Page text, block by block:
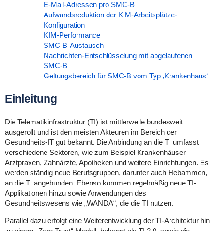
E-Mail-Adressen pro SMC-B
Aufwandsreduktion der KIM-Arbeitsplätze-
Konfiguration
KIM-Performance
SMC-B-Austausch
Nachrichten-Entschlüsselung mit abgelaufenen
SMC-B
Geltungsbereich für SMC-B vom Typ ‚Krankenhaus‘
Einleitung
Die Telematikinfrastruktur (TI) ist mittlerweile bundesweit
ausgerollt und ist den meisten Akteuren im Bereich der
Gesundheits-IT gut bekannt. Die Anbindung an die TI umfasst
verschiedene Sektoren, wie zum Beispiel Krankenhäuser,
Arztpraxen, Zahnärzte, Apotheken und weitere Einrichtungen. Es
werden ständig neue Berufsgruppen, darunter auch Hebammen,
an die TI angebunden. Ebenso kommen regelmäßig neue TI-
Applikationen hinzu sowie Anwendungen des
Gesundheitswesens wie „WANDA“, die die TI nutzen.
Parallel dazu erfolgt eine Weiterentwicklung der TI-Architektur hin